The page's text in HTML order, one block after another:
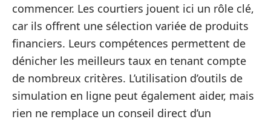
commencer. Les courtiers jouent ici un rôle clé,
car ils offrent une sélection variée de produits
financiers. Leurs compétences permettent de
dénicher les meilleurs taux en tenant compte
de nombreux critères. L’utilisation d’outils de
simulation en ligne peut également aider, mais
rien ne remplace un conseil direct d’un